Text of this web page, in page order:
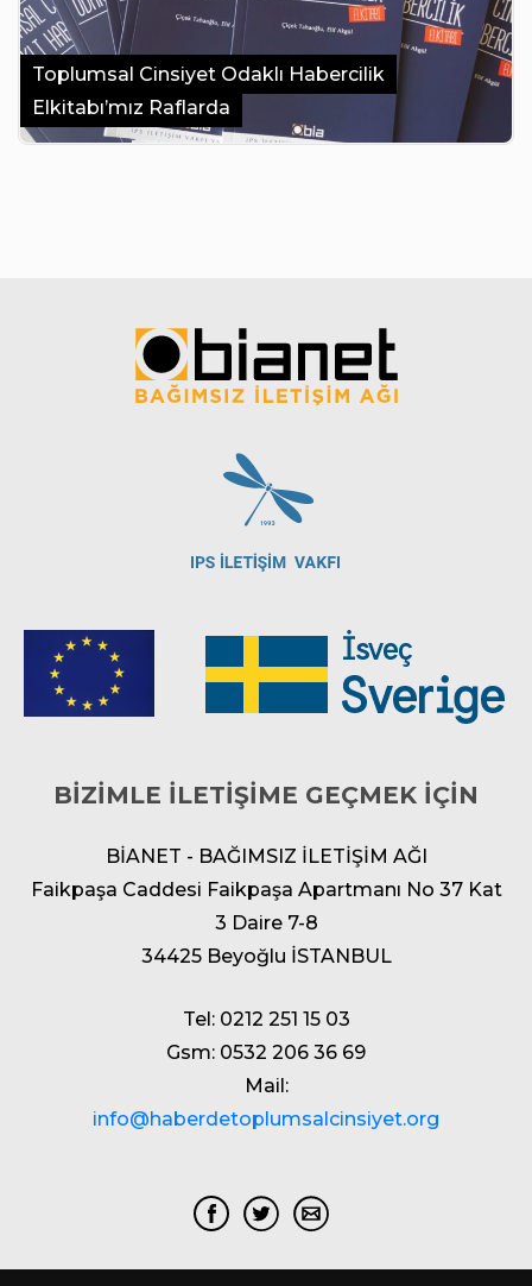
Toplumsal Cinsiyet Odaklı Habercilik
Elkitabı’mız Raflarda
BİZİMLE İLETİŞİME GEÇMEK İÇİN
BİANET - BAĞIMSIZ İLETİŞİM AĞI
Faikpaşa Caddesi Faikpaşa Apartmanı No 37 Kat
3 Daire 7-8
34425 Beyoğlu İSTANBUL
Tel: 0212 251 15 03
Gsm: 0532 206 36 69
Mail:
info@haberdetoplumsalcinsiyet.org